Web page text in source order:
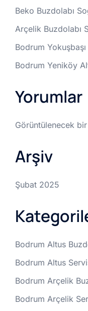
Beko Buzdolabı
Arçelik Buzdolabı
Bodrum
Bodrum Yeniköy
Yorumlar
Görüntülenecek
Arşiv
Şubat 2025
Bodrum Altus
Bodrum Altus
Bodrum Arçelik
Bodrum Arçelik